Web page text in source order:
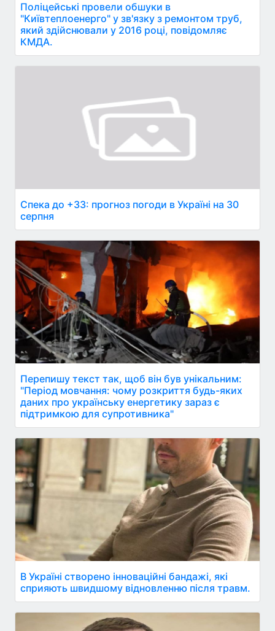
Поліцейські провели обшуки в
"Київтеплоенерго" у зв'язку з ремонтом труб,
який здійснювали у 2016 році, повідомляє
КМДА.
Спека до +33: прогноз погоди в Україні на 30
серпня
Перепишу текст так, щоб він був унікальним:
"Період мовчання: чому розкриття будь-яких
даних про українську енергетику зараз є
підтримкою для супротивника"
В Україні створено інноваційні бандажі, які
сприяють швидшому відновленню після травм.